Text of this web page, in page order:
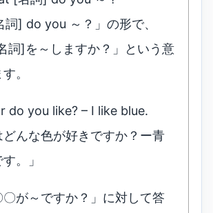
詞] do you ～？」の形で、
詞]を～しますか？」という意
。
do you like? – I like blue.
どんな色が好きですか？ー青
。」
〇が～ですか？」に対して答